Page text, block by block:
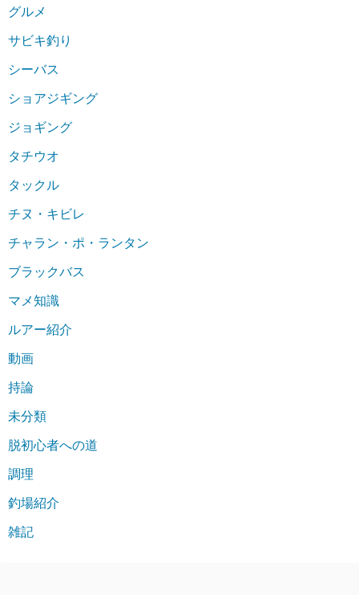
グルメ
サビキ釣り
シーバス
ショアジギング
ジョギング
タチウオ
タックル
チヌ・キビレ
チャラン・ポ・ランタン
ブラックバス
マメ知識
ルアー紹介
動画
持論
未分類
脱初心者への道
調理
釣場紹介
雑記